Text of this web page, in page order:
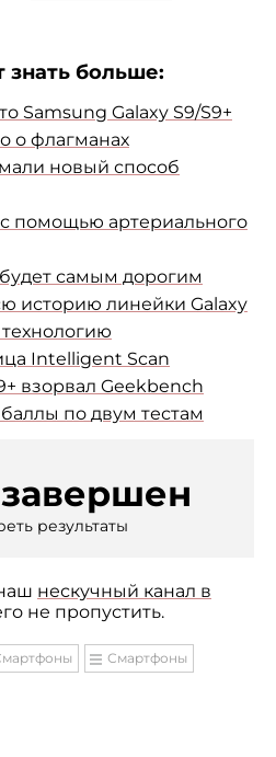
знать больше:
Samsung Galaxy S9/S9+
о флагманах
новый способ
с помощью артериального
самым дорогим
историю линейки Galaxy
Intelligent Scan
взорвал Geekbench
по двум тестам
результаты
нескучный канал в
не пропустить.
Смартфоны